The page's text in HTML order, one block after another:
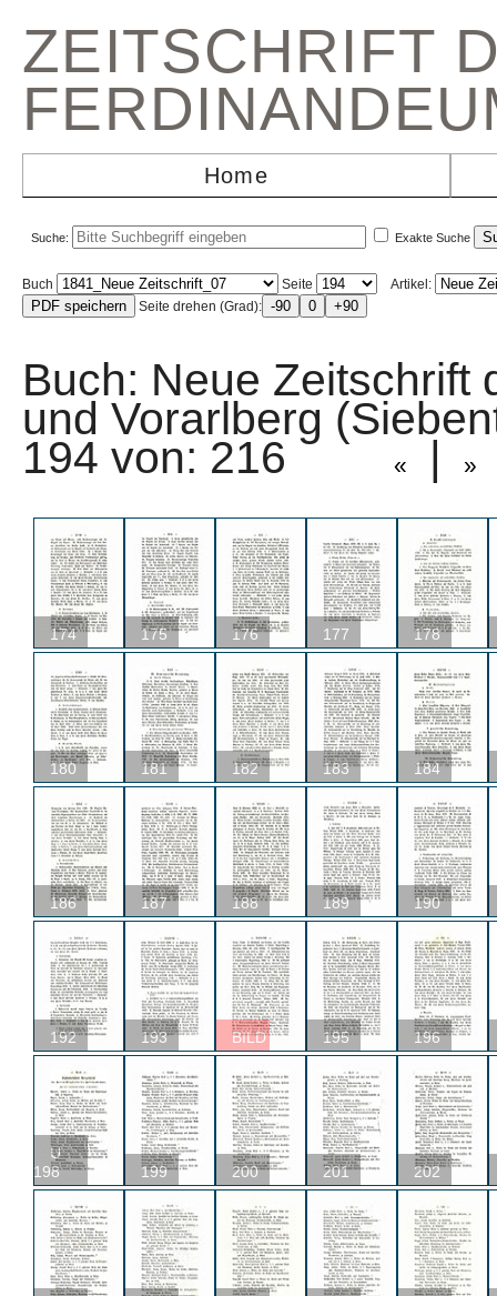
ZEITSCHRIFT
Home
Suche: Exakte Suche
Buch Seite
Artikel:
Seite drehen (Grad):
Buch: Neue Zeitschrift
und Vorarlberg
194 von: 216 « | »
174 175 176 177 178
180 181 182 183 184
186 187 188 189 190
192 193 BILD 195 196
U
198
199 200 201 202